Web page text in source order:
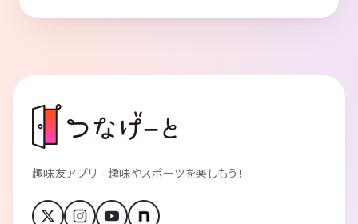
趣味友アプリ - 趣味やスポーツを楽しもう！